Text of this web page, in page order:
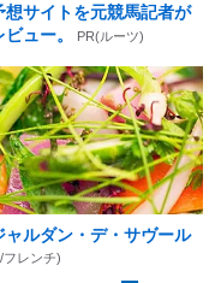
想サイトを元競馬記者が
ュー。
PR(ルーツ)
ャルダン・デ・サヴール
フレンチ)